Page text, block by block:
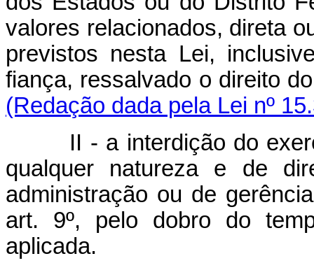
valores relacionados, direta
previstos nesta Lei,
fiança, ressalvado o direito
(Redação dada pela Lei nº
II - a interdição do
qualquer natureza e de
administração ou de
art. 9º, pelo dobro do
aplicada.